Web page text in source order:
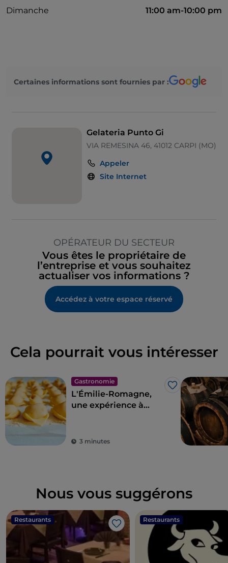
Mastercard
Parking
Dimanche
11:00 am-10:00 pm
Certaines informations sont fournies par :
Gelateria Punto Gi
VIA REMESINA 46, 41012 CARPI (MO)
Appeler
Site Internet
OPÉRATEUR DU SECTEUR
Vous êtes le propriétaire de
l’entreprise et vous souhaitez
actualiser vos informations ?
Accédez à votre espace réservé
Cela pourrait vous intéresser
Gastronomie
J’aime
L'Émilie-Romagne,
une expérience à
3 minutes
Nous vous suggérons
Restaurants
J’aime
Restaurants